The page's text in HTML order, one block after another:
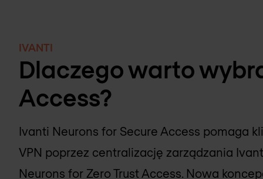
IVANTI
Dlaczego warto
Access?
Ivanti Neurons for Secure Access pomaga
VPN poprzez centralizację zarządzania
Neurons for Zero Trust Access. Nowa